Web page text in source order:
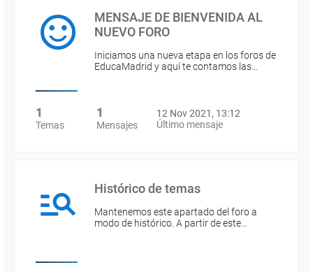
MENSAJE DE BIENVENIDA AL
NUEVO FORO
Iniciamos una nueva etapa en los foros de
EducaMadrid y aquí te contamos las…
1
Temas
1
Mensajes
12 Nov 2021, 13:12
Último mensaje
Histórico de temas
Mantenemos este apartado del foro a
modo de histórico. A partir de este…